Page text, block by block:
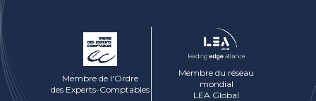
Membre de l'Ordre
des Experts-Comptables
Membre du réseau
mondial
LEA Global